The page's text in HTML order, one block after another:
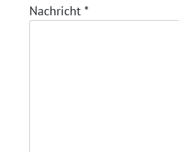
Nachricht *